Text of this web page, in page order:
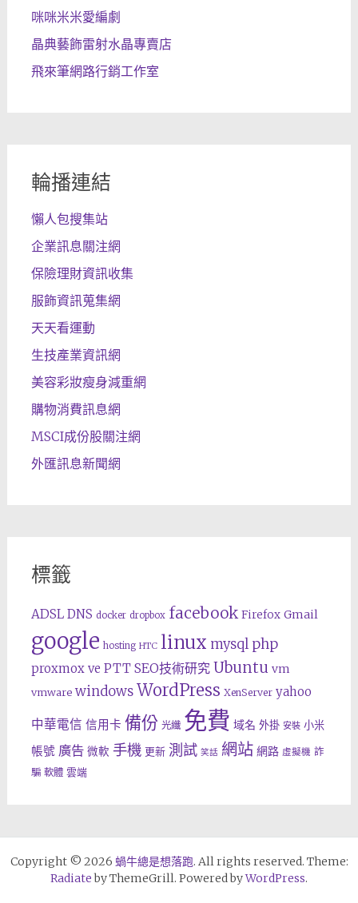
咪咪米米愛編劇
晶典藝飾雷射水晶專賣店
飛來筆網路行銷工作室
輪播連結
懶人包搜集站
企業訊息關注網
保險理財資訊收集
服飾資訊蒐集網
天天看運動
生技產業資訊網
美容彩妝瘦身減重網
購物消費訊息網
MSCI成份股關注網
外匯訊息新聞網
標籤
ADSL DNS docker dropbox facebook Firefox Gmail
google hosting HTC linux mysql php
proxmox ve PTT SEO技術研究 Ubuntu vm
vmware windows WordPress XenServer yahoo
中華電信 信用卡 備份 光纖 免費 域名 外掛 安裝 小米
帳號 廣告 微軟 手機 更新 測試 笑話 網站 網路 虛擬機 詐
騙 軟體 雲端
Copyright © 2026 蝸牛總是想落跑. All rights reserved. Theme:
Radiateby ThemeGrill. Powered byWordPress.